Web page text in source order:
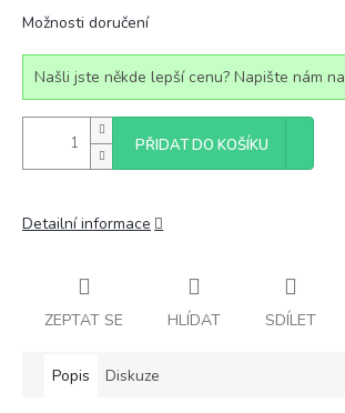
Možnosti doručení
Našli jste někde lepší cenu? Napište nám na
PŘIDAT DO KOŠÍKU
Detailní informace
ZEPTAT SE HLÍDAT SDÍLET
Popis Diskuze